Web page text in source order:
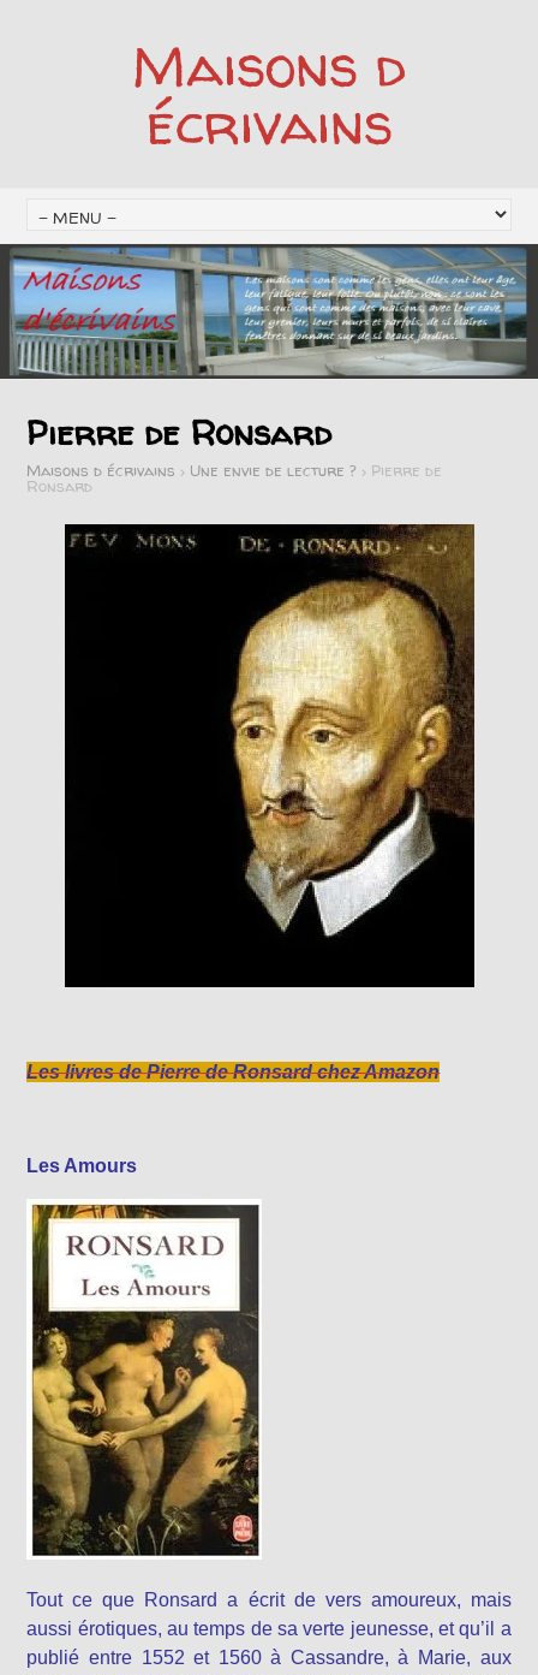
Maisons d
écrivains
Pierre de Ronsard
Maisons d écrivains > Une envie de lecture ? > Pierre de
Ronsard
Les livres de Pierre de Ronsard chez Amazon
Les Amours
Tout ce que Ronsard a écrit de vers amoureux, mais
aussi érotiques, au temps de sa verte jeunesse, et qu’il a
publié entre 1552 et 1560 à Cassandre, à Marie, aux